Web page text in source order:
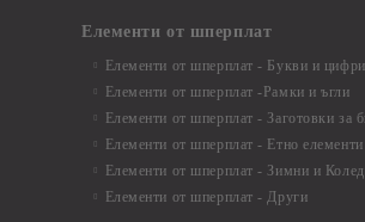
Елементи от шперплат
Елементи от шперплат - Букви и цифри
Елементи от шперплат -Рамки и ъгли
Елементи от шперплат - Заготовки за
Елементи от шперплат - Етно
Елементи от шперплат - Зимни и
Елементи от шперплат - Други